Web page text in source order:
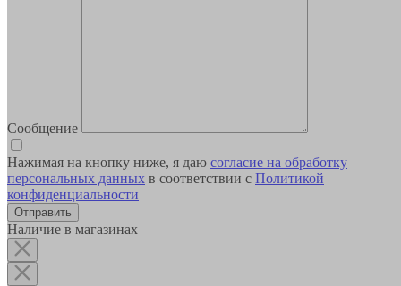
Сообщение
Нажимая на кнопку ниже, я даю согласие на обработку
персональных данных в соответствии с Политикой
конфиденциальности
Наличие в магазинах